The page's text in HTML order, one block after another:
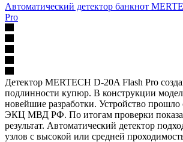
Автоматический детектор банкнот
Pro
Детектор MERTECH D-20A Flash Pro
подлинности купюр. В конструкции
новейшие разработки. Устройство
ЭКЦ МВД РФ. По итогам проверки
результат. Автоматический детектор
узлов с высокой или средней